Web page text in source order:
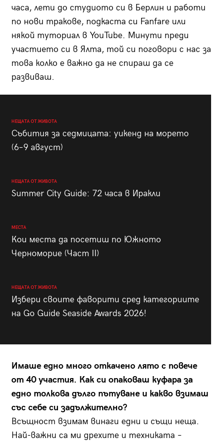
часа, лети до студиото си в Берлин и работи
по нови тракове, подкаста си Fanfare или
някой туториал в YouTube. Минути преди
участието си в Ялта, той си поговори с нас за
това колко е важно да не спираш да се
развиваш.
НЕЩАТА ОТ ЖИВОТА
Събития за седмицата: уикенд на морето
(6–9 август)
НЕЩАТА ОТ ЖИВОТА
Summer City Guide: 72 часа в Иракли
МЕСТА
Кои места да посетиш по Южното
Черноморие (Част II)
НЕЩАТА ОТ ЖИВОТА
Избери своите фаворити сред категориите
на Go Guide Seaside Awards 2026!
Имаше едно много откачено лято с повече
от 40 участия. Как си опаковаш куфара за
едно толкова дълго пътуване и какво взимаш
със себе си задължително?
Всъщност взимам винаги едни и същи неща.
Най-важни са ми дрехите и техниката –